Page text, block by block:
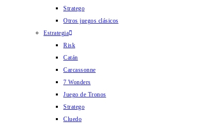
Stratego
Otros juegos clásicos
Estrategia
Risk
Catán
Carcassonne
7 Wonders
Juego de Tronos
Stratego
Cluedo